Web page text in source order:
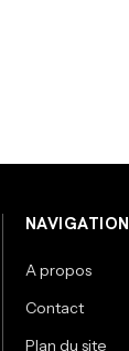
NAVIGATION
A propos
Contact
Plan du site